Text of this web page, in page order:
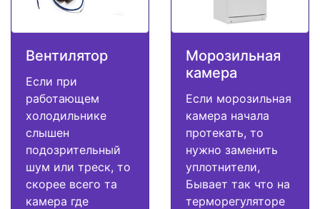
Вентилятор
Если при
работающем
холодильнике
слышен
подозрительный
шум или треск, то
скорее всего та
камера где
Морозильная
камера
Если морозильная
камера начала
протекать, то
нужно заменить
уплотнители,
Бывает так что на
терморегуляторе